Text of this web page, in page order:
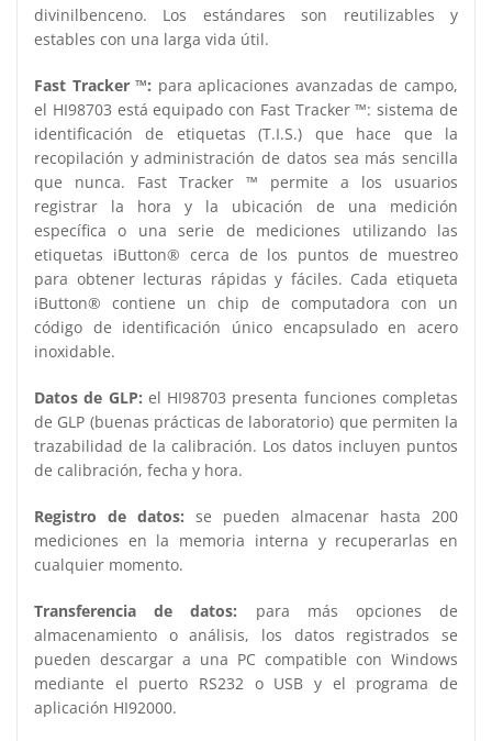
divinilbenceno. Los estándares son reutilizables y
estables con una larga vida útil.
Fast Tracker ™: para aplicaciones avanzadas de campo,
el HI98703 está equipado con Fast Tracker ™: sistema de
identificación de etiquetas (T.I.S.) que hace que la
recopilación y administración de datos sea más sencilla
que nunca. Fast Tracker ™ permite a los usuarios
registrar la hora y la ubicación de una medición
específica o una serie de mediciones utilizando las
etiquetas iButton® cerca de los puntos de muestreo
para obtener lecturas rápidas y fáciles. Cada etiqueta
iButton® contiene un chip de computadora con un
código de identificación único encapsulado en acero
inoxidable.
Datos de GLP: el HI98703 presenta funciones completas
de GLP (buenas prácticas de laboratorio) que permiten la
trazabilidad de la calibración. Los datos incluyen puntos
de calibración, fecha y hora.
Registro de datos: se pueden almacenar hasta 200
mediciones en la memoria interna y recuperarlas en
cualquier momento.
Transferencia de datos: para más opciones de
almacenamiento o análisis, los datos registrados se
pueden descargar a una PC compatible con Windows
mediante el puerto RS232 o USB y el programa de
aplicación HI92000.